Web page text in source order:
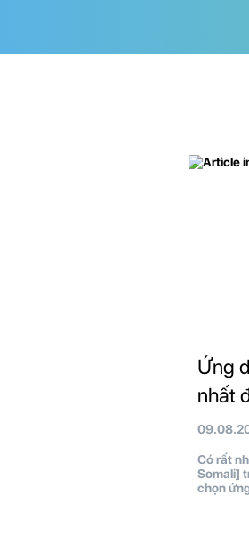
Ứng
nhất
Có rất
Somali]
chọn